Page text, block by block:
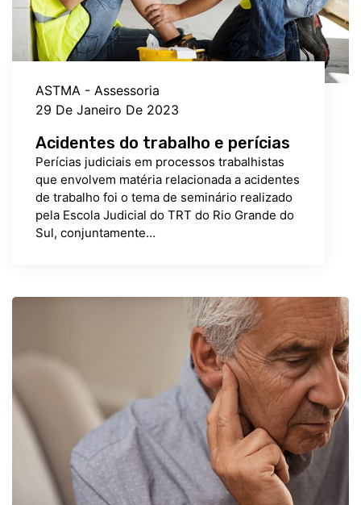
ASTMA - Assessoria
29 De Janeiro De 2023
Acidentes do trabalho e perícias
Perícias judiciais em processos trabalhistas
que envolvem matéria relacionada a acidentes
de trabalho foi o tema de seminário realizado
pela Escola Judicial do TRT do Rio Grande do
Sul, conjuntamente…